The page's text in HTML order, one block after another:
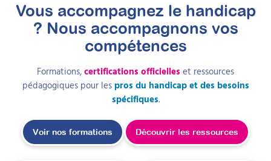
Vous accompagnez le handicap
? Nous accompagnons vos
compétences
Formations,certifications officielles et ressources
pédagogiques pour lespros du handicap et des besoins
spécifiques.
Voir nos formations Découvrir les ressources